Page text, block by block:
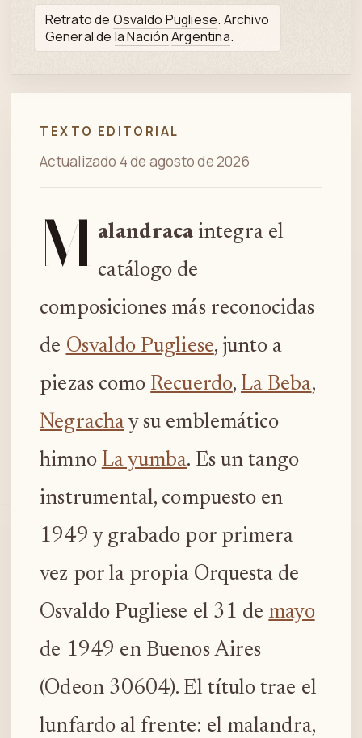
Spotify
Retrato de Osvaldo Pugliese. Archivo
General de la NaciónArgentina.
TEXTO EDITORIAL
Actualizado 4 de agosto de 2026
M alandraca integra el
catálogo de
composiciones más reconocidas
de Osvaldo Pugliese, junto a
piezas como Recuerdo, La Beba,
Negrachay su emblemático
himno La yumba. Es un tango
instrumental, compuesto en
1949 y grabado por primera
vez por la propia Orquesta de
Osvaldo Pugliese el 31 de mayo
de 1949 en Buenos Aires
(Odeon 30604). El título trae el
lunfardo al frente: el malandra,